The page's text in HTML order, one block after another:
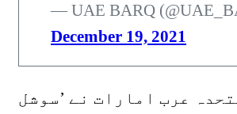
— UAE BARQ
December 19, 2021
عرب امارات نے ’سوشل